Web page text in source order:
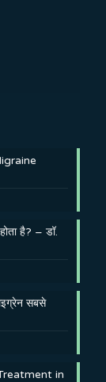
है? – डॉ.
सबसे
in